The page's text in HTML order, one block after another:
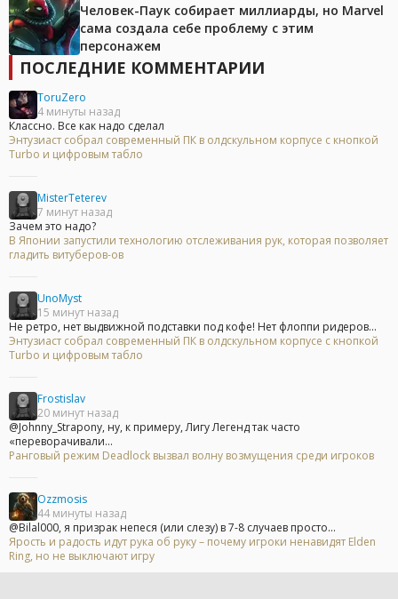
Человек-Паук собирает миллиарды, но Marvel
сама создала себе проблему с этим
персонажем
ПОСЛЕДНИЕ КОММЕНТАРИИ
ToruZero
4 минуты назад
Классно. Все как надо сделал
Энтузиаст собрал современный ПК в олдскульном корпусе с кнопкой
Turbo и цифровым табло
MisterTeterev
7 минут назад
Зачем это надо?
В Японии запустили технологию отслеживания рук, которая позволяет
гладить витуберов-ов
UnoMyst
15 минут назад
Не ретро, нет выдвижной подставки под кофе! Нет флоппи ридеров...
Энтузиаст собрал современный ПК в олдскульном корпусе с кнопкой
Turbo и цифровым табло
Frostislav
20 минут назад
@Johnny_Strapony, ну, к примеру, Лигу Легенд так часто
«переворачивали...
Ранговый режим Deadlock вызвал волну возмущения среди игроков
Ozzmosis
44 минуты назад
@Bilal000, я призрак непеся (или слезу) в 7-8 случаев просто...
Ярость и радость идут рука об руку – почему игроки ненавидят Elden
Ring, но не выключают игру